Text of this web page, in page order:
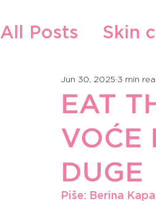
All Posts Skin
Guest Writers
EAT
VOĆE
DUGE
Jun 30, 2025 3 min
Piše: Berina Kapa